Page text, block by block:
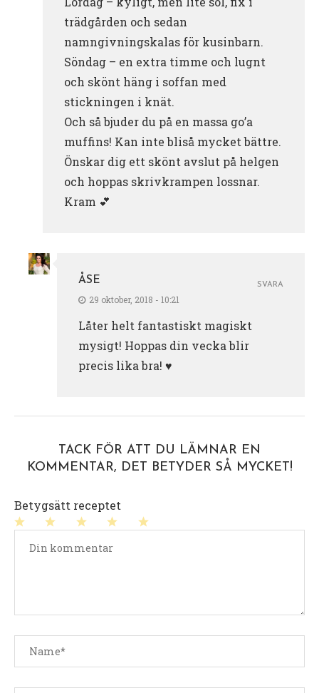
trädgården och sedan
namngivningskalas för kusinbarn.
Söndag – en extra timme och lugnt
och skönt häng i soffan med
stickningen i knät.
Och så bjuder du på en massa go’a
muffins! Kan inte bliså mycket bättre.
Önskar dig ett skönt avslut på helgen
och hoppas skrivkrampen lossnar.
Kram 💕
ÅSE
29 oktober, 2018 - 10:21
Låter helt fantastiskt magiskt
mysigt! Hoppas din vecka blir
precis lika bra! ♥️
SVARA
TACK FÖR ATT DU LÄMNAR EN
KOMMENTAR, DET BETYDER SÅ MYCKET!
Betygsätt receptet
stjärnor
stjärnor
stjärnor
stjärna